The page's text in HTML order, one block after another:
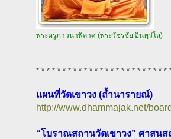
พระครูภาวนาพิลาศ (พระวัชรชัย อินทฺวํโส)
* * * * * * * * * * * * * * * * * * * * * * * * *
แผนที่วัดเขาวง (ถ้ำนารายณ์)
http://www.dhammajak.net/
“โบราณสถานวัดเขาวง” ศาสน